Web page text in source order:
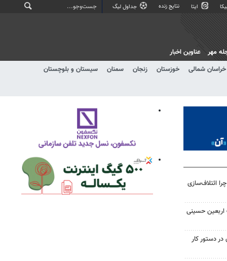
ایتا نتایج زنده جداول لیگ
خراسان شمالی خوزستان زنجان سمنان
سیستان و بلوچستان
مهر عناوین اخبار
ائتلاف‌سازی
اربعین حسینی
دستور کار